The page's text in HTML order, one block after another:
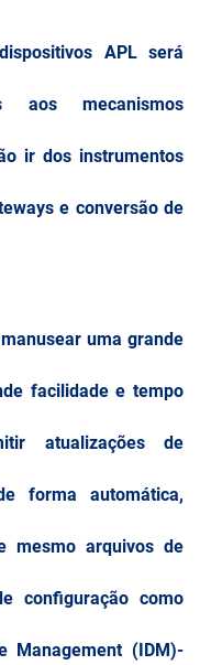
APL será
aos mecanismos
ir dos instrumentos
e conversão de
uma grande
facilidade e tempo
atualizações de
forma automática,
mesmo arquivos de
configuração como
Management (IDM)-